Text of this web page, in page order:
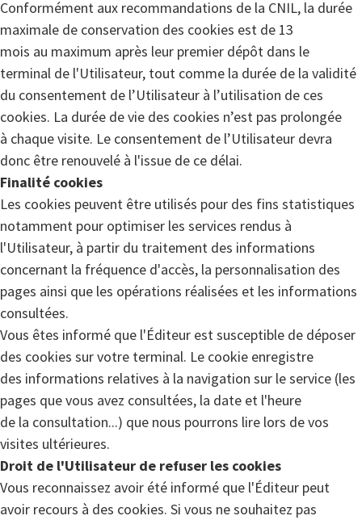
Conformément aux recommandations de la CNIL, la durée
maximale de conservation des cookies est de 13
mois au maximum après leur premier dépôt dans le
terminal de l'Utilisateur, tout comme la durée de la validité
du consentement de l’Utilisateur à l’utilisation de ces
cookies. La durée de vie des cookies n’est pas prolongée
à chaque visite. Le consentement de l’Utilisateur devra
donc être renouvelé à l'issue de ce délai.
Finalité cookies
Les cookies peuvent être utilisés pour des fins statistiques
notamment pour optimiser les services rendus à
l'Utilisateur, à partir du traitement des informations
concernant la fréquence d'accès, la personnalisation des
pages ainsi que les opérations réalisées et les informations
consultées.
Vous êtes informé que l'Éditeur est susceptible de déposer
des cookies sur votre terminal. Le cookie enregistre
des informations relatives à la navigation sur le service (les
pages que vous avez consultées, la date et l'heure
de la consultation...) que nous pourrons lire lors de vos
visites ultérieures.
Droit de l'Utilisateur de refuser les cookies
Vous reconnaissez avoir été informé que l'Éditeur peut
avoir recours à des cookies. Si vous ne souhaitez pas